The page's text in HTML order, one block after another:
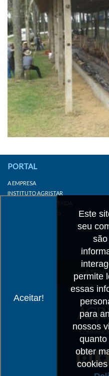
Aceitar!
Este
seu
permite
essas
para
nossos
obter
PORTAL
A EMPRESA
INSTITUTO AGRISTAR
DISTRIBUIDOR/REVENDA
LINKS IMPORTANTES
CONTATO
TRABALHE CONOSCO